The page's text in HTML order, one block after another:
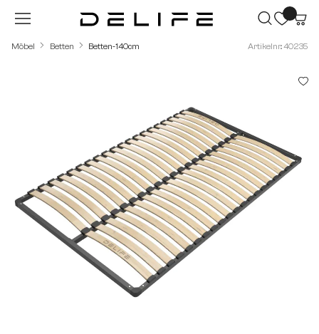
Zum Hauptinhalt springen
Möbel Betten Betten-140cm Artikelnr.: 40235